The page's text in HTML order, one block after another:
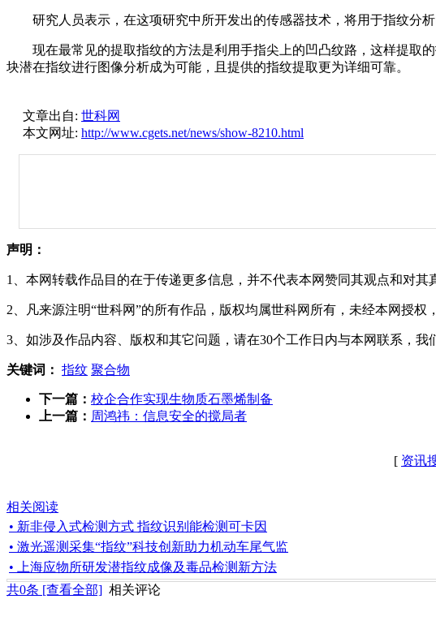
研究人员表示，在这项研究中所开发出的传感器技术，将用于指纹分析
现在最常见的提取指纹的方法是利用手指尖上的凹凸纹路，这样提取
块潜在指纹进行图像分析成为可能，且提供的指纹提取更为详细可靠。
文章出自: 世科网
本文网址: http://www.cgets.net/news/show-8210.html
声明：
1、本网转载作品目的在于传递更多信息，并不代表本网赞同其观点和对其
2、凡来源注明“世科网”的所有作品，版权均属世科网所有，未经本网授权
3、如涉及作品内容、版权和其它问题，请在30个工作日内与本网联系，我
关键词： 指纹 聚合物
下一篇： 校企合作实现生物质石墨烯制备
上一篇： 周鸿祎：信息安全的搅局者
[ 资讯
相关阅读
• 新非侵入式检测方式 指纹识别能检测可卡因
• 激光遥测采集“指纹”科技创新助力机动车尾气监
• 上海应物所研发潜指纹成像及毒品检测新方法
共0条 [查看全部] 相关评论